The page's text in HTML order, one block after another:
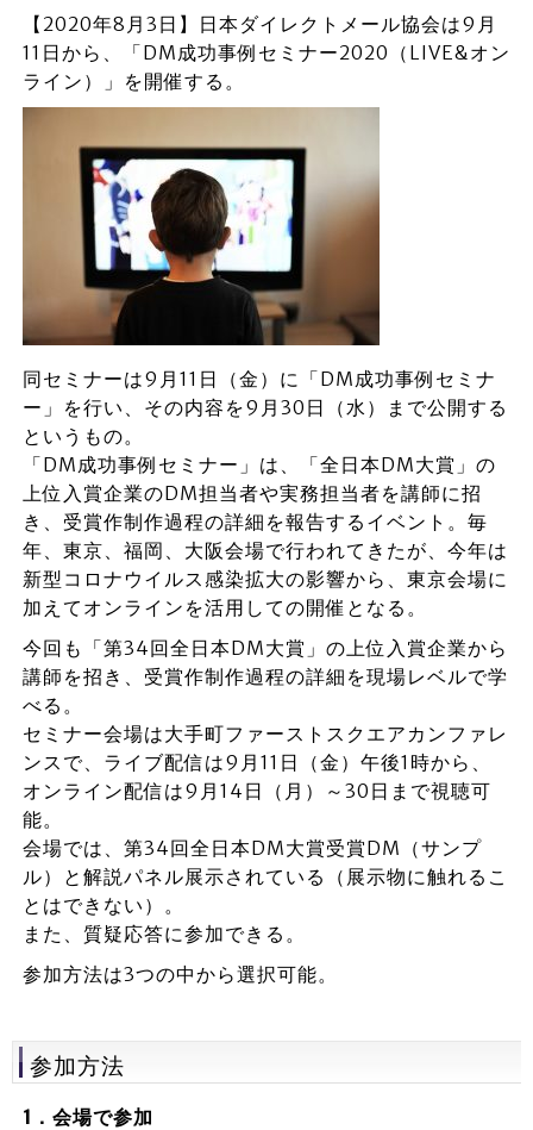
【2020年8月3日】日本ダイレクトメール協会は9月
11日から、「DM成功事例セミナー2020（LIVE&オン
ライン）」を開催する。
同セミナーは9月11日（金）に「DM成功事例セミナ
ー」を行い、その内容を9月30日（水）まで公開する
というもの。
「DM成功事例セミナー」は、「全日本DM大賞」の
上位入賞企業のDM担当者や実務担当者を講師に招
き、受賞作制作過程の詳細を報告するイベント。毎
年、東京、福岡、大阪会場で行われてきたが、今年は
新型コロナウイルス感染拡大の影響から、東京会場に
加えてオンラインを活用しての開催となる。
今回も「第34回全日本DM大賞」の上位入賞企業から
講師を招き、受賞作制作過程の詳細を現場レベルで学
べる。
セミナー会場は大手町ファーストスクエアカンファレ
ンスで、ライブ配信は9月11日（金）午後1時から、
オンライン配信は9月14日（月）～30日まで視聴可
能。
会場では、第34回全日本DM大賞受賞DM（サンプ
ル）と解説パネル展示されている（展示物に触れるこ
とはできない）。
また、質疑応答に参加できる。
参加方法は3つの中から選択可能。
参加方法
1．会場で参加